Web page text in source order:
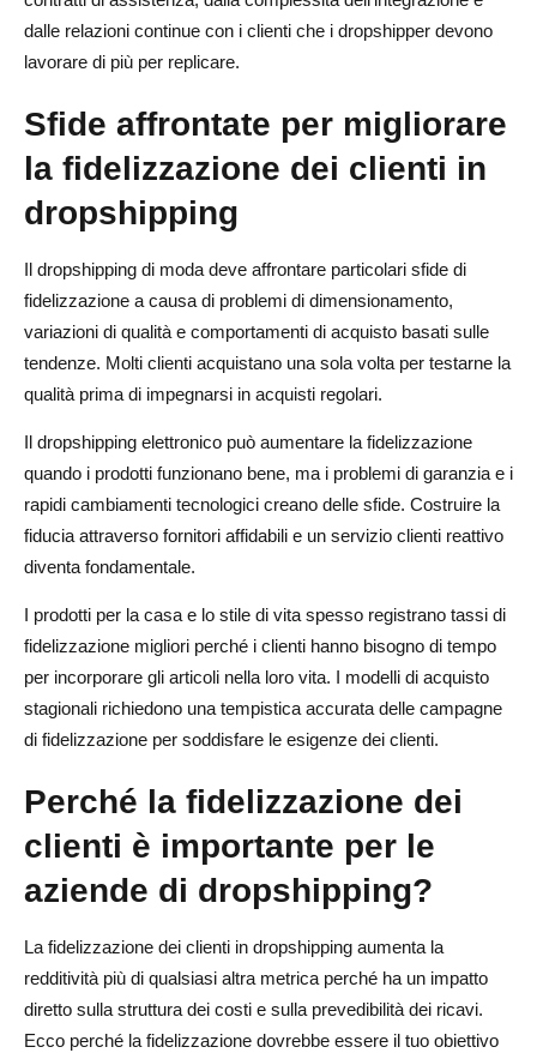
dalle relazioni continue con i clienti che i dropshipper devono
lavorare di più per replicare.
Sfide affrontate per migliorare
la fidelizzazione dei clienti in
dropshipping
Il dropshipping di moda deve affrontare particolari sfide di
fidelizzazione a causa di problemi di dimensionamento,
variazioni di qualità e comportamenti di acquisto basati sulle
tendenze. Molti clienti acquistano una sola volta per testarne la
qualità prima di impegnarsi in acquisti regolari.
Il dropshipping elettronico può aumentare la fidelizzazione
quando i prodotti funzionano bene, ma i problemi di garanzia e i
rapidi cambiamenti tecnologici creano delle sfide. Costruire la
fiducia attraverso fornitori affidabili e un servizio clienti reattivo
diventa fondamentale.
I prodotti per la casa e lo stile di vita spesso registrano tassi di
fidelizzazione migliori perché i clienti hanno bisogno di tempo
per incorporare gli articoli nella loro vita. I modelli di acquisto
stagionali richiedono una tempistica accurata delle campagne
di fidelizzazione per soddisfare le esigenze dei clienti.
Perché la fidelizzazione dei
clienti è importante per le
aziende di dropshipping?
La fidelizzazione dei clienti in dropshipping aumenta la
redditività più di qualsiasi altra metrica perché ha un impatto
diretto sulla struttura dei costi e sulla prevedibilità dei ricavi.
Ecco perché la fidelizzazione dovrebbe essere il tuo obiettivo